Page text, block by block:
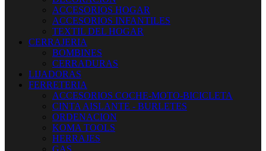
ACCESORIOS HOGAR
ACCESORIOS INFANTILES
TEXTIL DEL HOGAR
CERRAJERIA
BOMBINES
CERRADURAS
LIJADORAS
FERRETERIA
ACCESORIOS COCHE-MOTO-BICICLETA
CINTA AISLANTE - BURLETES
ORDENACION
KOMA TOOLS
HERRAJES
GAS